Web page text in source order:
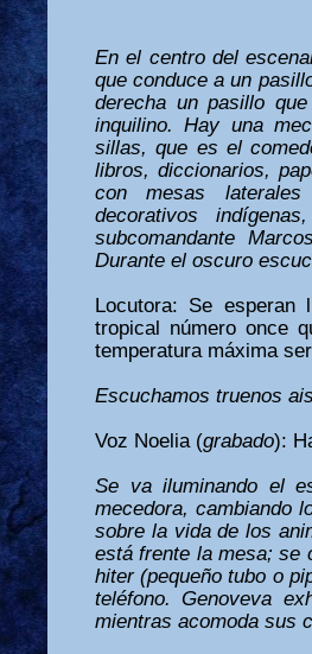
En el centro del
que conduce a un
derecha un pasillo
inquilino. Hay una
sillas, que es el
libros, diccionarios,
con mesas
decorativos
subcomandante
Durante el oscuro
Locutora: Se esperan
tropical número once
temperatura máxima
Escuchamos truenos
Voz Noelia (grabado):
Se va iluminando el
mecedora, cambiando
sobre la vida de los
está frente la mesa; se
hiter (pequeño tubo o
teléfono. Genoveva
mientras acomoda sus